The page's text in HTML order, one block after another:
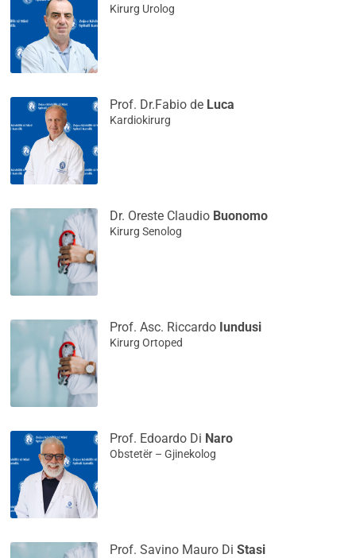
Kirurg Urolog
Prof. Dr.Fabio de Luca
Kardiokirurg
Dr. Oreste Claudio Buonomo
Kirurg Senolog
Prof. Asc. Riccardo Iundusi
Kirurg Ortoped
Prof. Edoardo Di Naro
Obstetër – Gjinekolog
Prof. Savino Mauro Di Stasi